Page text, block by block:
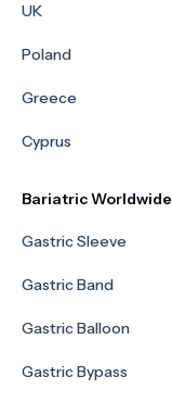
UK
Poland
Greece
Cyprus
Bariatric Worldwide
Gastric Sleeve
Gastric Band
Gastric Balloon
Gastric Bypass